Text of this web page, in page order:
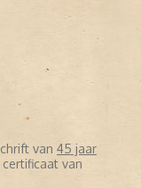
van 45 jaar
van